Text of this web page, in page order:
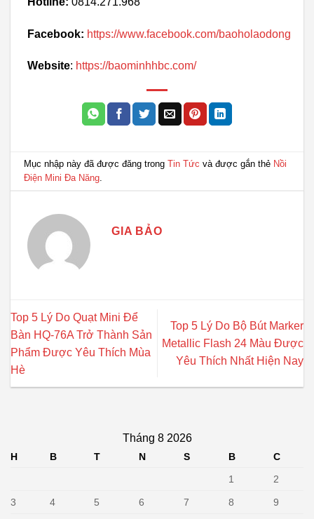
Facebook: https://www.facebook.com/baoholaodong
Website: https://baominhhbc.com/
Mục nhập này đã được đăng trongTin Tức và được gắn thẻ Nồi
Điện Mini Đa Năng
GIA BẢO
Top 5 Lý Do Quạt Mini Để
Bàn HQ-76A Trở Thành Sản
Phẩm Được Yêu Thích Mùa
Hè
Top 5 Lý Do Bộ Bút Marker
Metallic Flash 24 Màu Được
Yêu Thích Nhất Hiện Nay
Tháng 8 2026
H B T N S B
C
1
2
3 4 5 6 7 8 9